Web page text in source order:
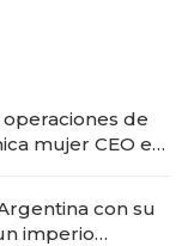
de
mujer CEO en
con su
imperio